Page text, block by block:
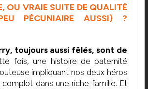
OU VRAIE SUITE DE QUALITÉ
PÉCUNIAIRE AUSSI) ?
toujours aussi fêlés, sont de
fois, une histoire de paternité
impliquant nos deux héros
dans une riche famille. Et